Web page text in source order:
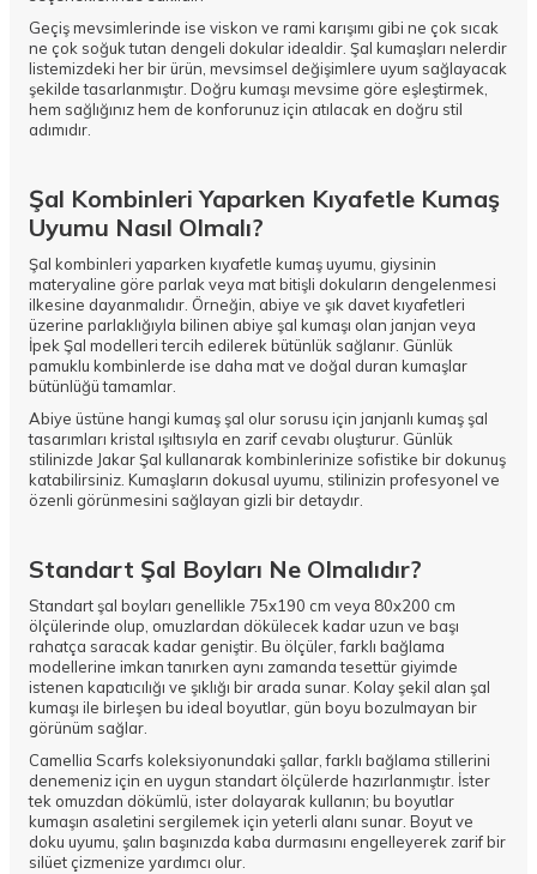
Geçiş mevsimlerinde ise viskon ve rami karışımı gibi ne çok sıcak
ne çok soğuk tutan dengeli dokular idealdir. Şal kumaşları nelerdir
listemizdeki her bir ürün, mevsimsel değişimlere uyum sağlayacak
şekilde tasarlanmıştır. Doğru kumaşı mevsime göre eşleştirmek,
hem sağlığınız hem de konforunuz için atılacak en doğru stil
adımıdır.
Şal Kombinleri Yaparken Kıyafetle Kumaş
Uyumu Nasıl Olmalı?
Şal kombinleri yaparken kıyafetle kumaş uyumu, giysinin
materyaline göre parlak veya mat bitişli dokuların dengelenmesi
ilkesine dayanmalıdır. Örneğin, abiye ve şık davet kıyafetleri
üzerine parlaklığıyla bilinen abiye şal kumaşı olan janjan veya
İpek Şal modelleri tercih edilerek bütünlük sağlanır. Günlük
pamuklu kombinlerde ise daha mat ve doğal duran kumaşlar
bütünlüğü tamamlar.
Abiye üstüne hangi kumaş şal olur sorusu için janjanlı kumaş şal
tasarımları kristal ışıltısıyla en zarif cevabı oluşturur. Günlük
stilinizde Jakar Şal kullanarak kombinlerinize sofistike bir dokunuş
katabilirsiniz. Kumaşların dokusal uyumu, stilinizin profesyonel ve
özenli görünmesini sağlayan gizli bir detaydır.
Standart Şal Boyları Ne Olmalıdır?
Standart şal boyları genellikle 75x190 cm veya 80x200 cm
ölçülerinde olup, omuzlardan dökülecek kadar uzun ve başı
rahatça saracak kadar geniştir. Bu ölçüler, farklı bağlama
modellerine imkan tanırken aynı zamanda tesettür giyimde
istenen kapatıcılığı ve şıklığı bir arada sunar. Kolay şekil alan şal
kumaşı ile birleşen bu ideal boyutlar, gün boyu bozulmayan bir
görünüm sağlar.
Camellia Scarfs koleksiyonundaki şallar, farklı bağlama stillerini
denemeniz için en uygun standart ölçülerde hazırlanmıştır. İster
tek omuzdan dökümlü, ister dolayarak kullanın; bu boyutlar
kumaşın asaletini sergilemek için yeterli alanı sunar. Boyut ve
doku uyumu, şalın başınızda kaba durmasını engelleyerek zarif bir
silüet çizmenize yardımcı olur.